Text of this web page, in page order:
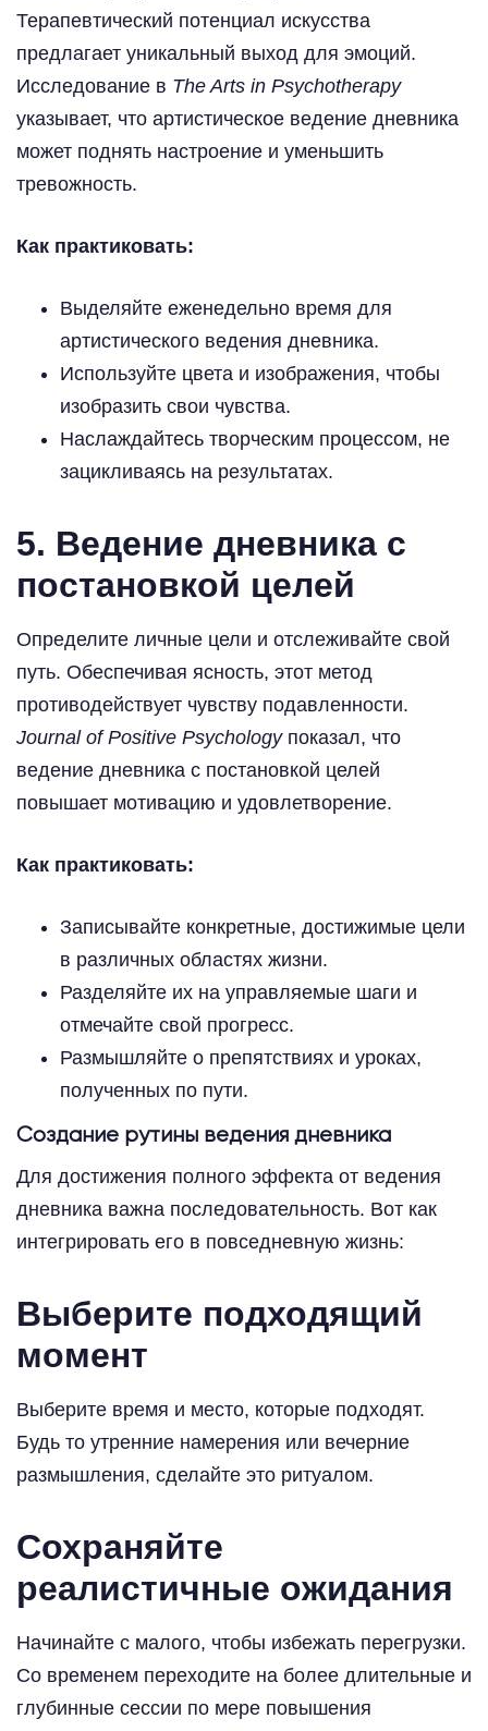
Терапевтический потенциал искусства
предлагает уникальный выход для эмоций.
Исследование в The Arts in Psychotherapy
указывает, что артистическое ведение дневника
может поднять настроение и уменьшить
тревожность.
Как практиковать:
Выделяйте еженедельно время для
артистического ведения дневника.
Используйте цвета и изображения, чтобы
изобразить свои чувства.
Наслаждайтесь творческим процессом, не
зацикливаясь на результатах.
5. Ведение дневника с
постановкой целей
Определите личные цели и отслеживайте свой
путь. Обеспечивая ясность, этот метод
противодействует чувству подавленности.
Journal of Positive Psychologyпоказал, что
ведение дневника с постановкой целей
повышает мотивацию и удовлетворение.
Как практиковать:
Записывайте конкретные, достижимые цели
в различных областях жизни.
Разделяйте их на управляемые шаги и
отмечайте свой прогресс.
Размышляйте о препятствиях и уроках,
полученных по пути.
Создание рутины ведения дневника
Для достижения полного эффекта от ведения
дневника важна последовательность. Вот как
интегрировать его в повседневную жизнь:
Выберите подходящий
момент
Выберите время и место, которые подходят.
Будь то утренние намерения или вечерние
размышления, сделайте это ритуалом.
Сохраняйте
реалистичные ожидания
Начинайте с малого, чтобы избежать перегрузки.
Со временем переходите на более длительные и
глубинные сессии по мере повышения